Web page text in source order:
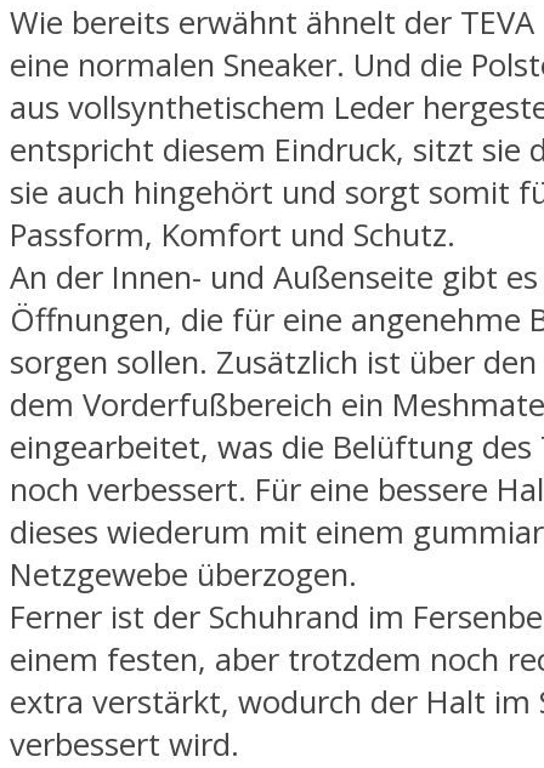
Wie bereits erwähnt ähnelt der
eine normalen Sneaker. Und die
aus vollsynthetischem Leder
entspricht diesem Eindruck, sitzt sie
sie auch hingehört und sorgt somit
Passform, Komfort und Schutz.
An der Innen- und Außenseite gibt
Öffnungen, die für eine angenehme
sorgen sollen. Zusätzlich ist über
dem Vorderfußbereich ein
eingearbeitet, was die Belüftung des
noch verbessert. Für eine bessere
dieses wiederum mit einem
Netzgewebe überzogen.
Ferner ist der Schuhrand im
einem festen, aber trotzdem noch
extra verstärkt, wodurch der Halt im
verbessert wird.